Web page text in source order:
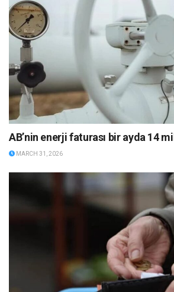
AB’nin enerji faturası bir ayda 14
MARCH 31, 2026